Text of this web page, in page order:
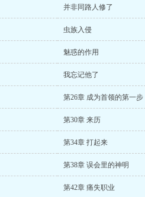
并非同路人修了
虫族入侵
魅惑的作用
我忘记他了
第26章 成为首领的第一步
第30章 来历
第34章 打起来
第38章 误会里的神明
第42章 痛失职业